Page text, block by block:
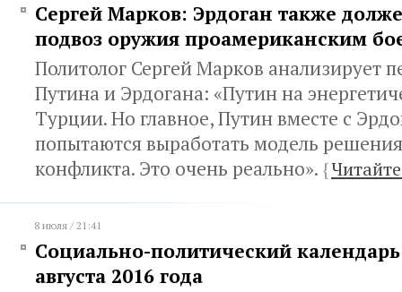
Сергей Марков: Эрдоган также
подвоз оружия проамериканским
Политолог Сергей Марков анализирует
Путина и Эрдогана: «Путин на
Турции. Но главное, Путин вместе с
попытаются выработать модель
конфликта. Это очень реально». {
8 июля / 21:41
Социально-политический
августа 2016 года